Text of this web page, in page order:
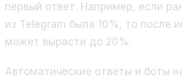
первый ответ. Например, если
из Telegram была 10%, то после
может вырасти до 20%.
Автоматические ответы и боты